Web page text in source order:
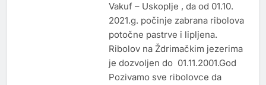
Vakuf – Uskoplje , da od 01.10.
2021.g. počinje zabrana ribolova
potočne pastrve i lipljena.
Ribolov na Ždrimačkim jezerima
je dozvoljen do 01.11.2001.God
Pozivamo sve ribolovce da